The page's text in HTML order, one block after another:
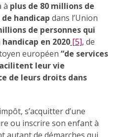
à plus de 80 millions de
handicap dans l’Union
de personnes qui
en 2020 [5], de
européen de services
leur vie
de leurs droits dans
s’acquitter d’une
ou inscrire son enfant à